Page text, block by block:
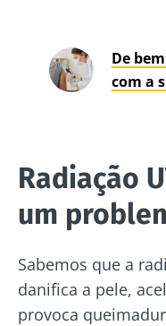
De
com a
Radiação
um
Sabemos que a
danifica a pele,
provoca